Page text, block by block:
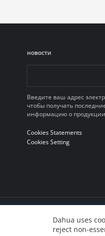
Dahua uses
reject non-
новости
Введите ваш адрес
чтобы получать
информацию о продукции
Cookies Statements
Cookies Setting
© 2010-2026 Dahua
浙ICP备07004180号-3
浙